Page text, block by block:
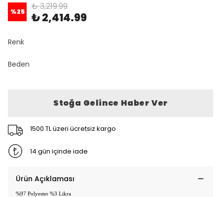
%25 ₺ 3,219.99
₺ 2,414.99
Renk
Beden
Stoğa Gelince Haber Ver
1500 TL üzeri ücretsiz kargo
14 gün içinde iade
Ürün Açıklaması
%97 Polyester %3 Likra